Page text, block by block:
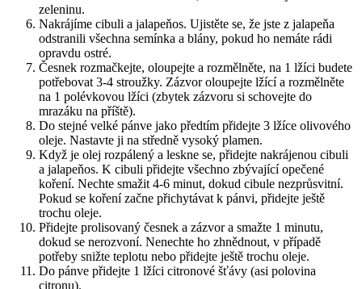
zeleninu.
Nakrájíme cibuli a jalapeňos. Ujistěte se, že jste z jalapeňa
odstranili všechna semínka a blány, pokud ho nemáte rádi
opravdu ostré.
Česnek rozmačkejte, oloupejte a rozmělněte, na 1 lžíci budete
potřebovat 3-4 stroužky. Zázvor oloupejte lžící a rozmělněte
na 1 polévkovou lžíci (zbytek zázvoru si schovejte do
mrazáku na příště).
Do stejné velké pánve jako předtím přidejte 3 lžíce olivového
oleje. Nastavte ji na středně vysoký plamen.
Když je olej rozpálený a leskne se, přidejte nakrájenou cibuli
a jalapeňos. K cibuli přidejte všechno zbývající opečené
koření. Nechte smažit 4-6 minut, dokud cibule nezprůsvitní.
Pokud se koření začne přichytávat k pánvi, přidejte ještě
trochu oleje.
Přidejte prolisovaný česnek a zázvor a smažte 1 minutu,
dokud se nerozvoní. Nenechte ho zhnědnout, v případě
potřeby snižte teplotu nebo přidejte ještě trochu oleje.
Do pánve přidejte 1 lžíci citronové šťávy (asi polovina
citronu).